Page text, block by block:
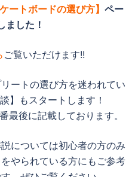
ートボードの選び方】 ペー
ました！
ご覧いただけます!!
ートの選び方を迷われてい
】もスタートします！
最後に記載しております。
については初心者の方のみ
やられている方にもご参考